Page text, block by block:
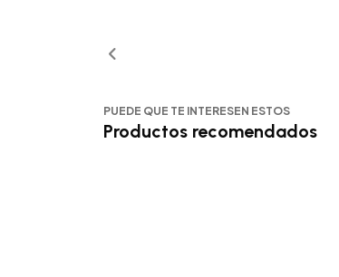
PUEDE QUE TE INTERESEN ESTOS
Productos recomendados